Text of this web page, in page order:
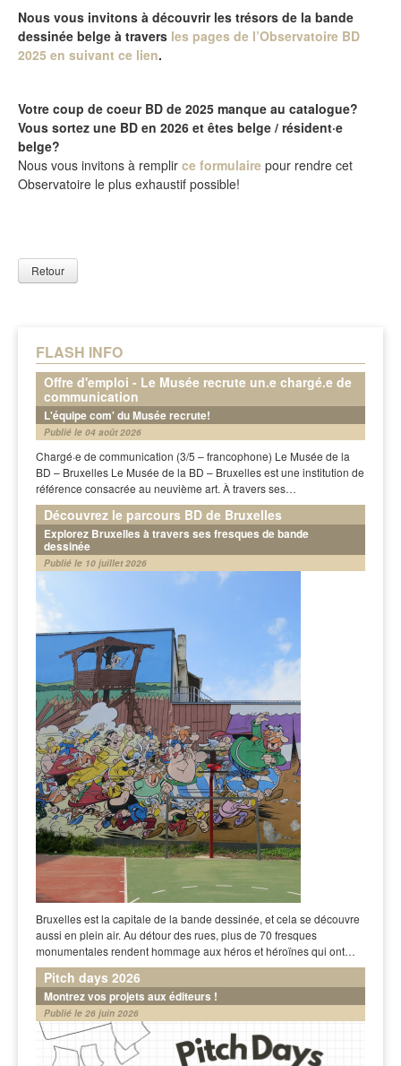
FLASH INFO
Offre d'emploi - Le Musée recrute un.e chargé.e de
communication
L'équipe com' du Musée recrute!
Publié le 04 août 2026
Chargé·e de communication (3/5 – francophone) Le Musée de la
BD – Bruxelles Le Musée de la BD – Bruxelles est une institution de
référence consacrée au neuvième art. À travers ses…
Découvrez le parcours BD de Bruxelles
Explorez Bruxelles à travers ses fresques de bande
dessinée
Publié le 10 juillet 2026
Bruxelles est la capitale de la bande dessinée, et cela se découvre
aussi en plein air. Au détour des rues, plus de 70 fresques
monumentales rendent hommage aux héros et héroïnes qui ont…
Pitch days 2026
Montrez vos projets aux éditeurs !
Publié le 26 juin 2026
Nous vous invitons à découvrir les trésors de la bande
dessinée belge à travers les pages de l’Observatoire BD
2025 en suivant ce lien.
Votre coup de coeur BD de 2025 manque au catalogue?
Vous sortez une BD en 2026 et êtes belge / résident·e
belge?
Nous vous invitons à remplir ce formulaire pour rendre cet
Observatoire le plus exhaustif possible!
Retour